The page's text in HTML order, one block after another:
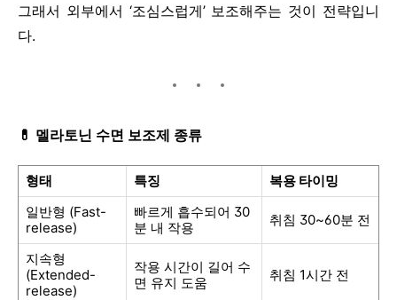
그래서 외부에서 ‘조심스럽게’ 보조해주는 것이 전략입니
다.
💊 멜라토닌 수면 보조제 종류
형태 특징
복용 타이밍
일반형 (Fast-
release)
빠르게 흡수되어 30
분 내 작용
취침 30~60분 전
지속형
(Extended-
release)
작용 시간이 길어 수
면 유지 도움
취침 1시간 전